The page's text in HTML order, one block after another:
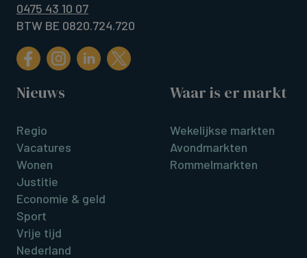
0475 43 10 07
BTW BE 0820.724.720
Nieuws
Regio
Vacatures
Wonen
Justitie
Economie & geld
Sport
Vrije tijd
Nederland
Waar is er markt
Wekelijkse markten
Avondmarkten
Rommelmarkten